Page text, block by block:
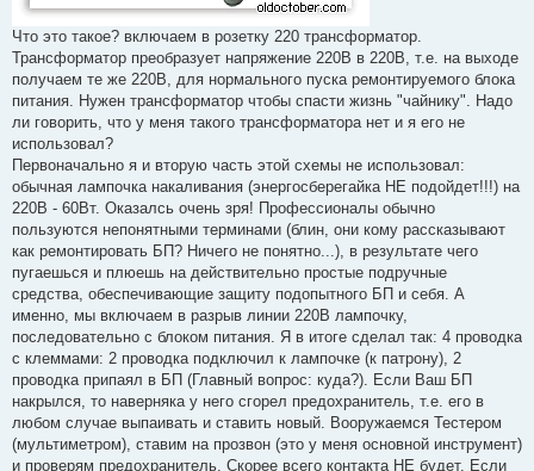
Что это такое? включаем в розетку 220 трансформатор.
Трансформатор преобразует напряжение 220В в 220В, т.е. на выходе
получаем те же 220В, для нормального пуска ремонтируемого блока
питания. Нужен трансформатор чтобы спасти жизнь "чайнику". Надо
ли говорить, что у меня такого трансформатора нет и я его не
использовал?
Первоначально я и вторую часть этой схемы не использовал:
обычная лампочка накаливания (энергосберегайка НЕ подойдет!!!) на
220В - 60Вт. Оказалсь очень зря! Профессионалы обычно
пользуются непонятными терминами (блин, они кому рассказывают
как ремонтировать БП? Ничего не понятно...), в результате чего
пугаешься и плюешь на действительно простые подручные
средства, обеспечивающие защиту подопытного БП и себя. А
именно, мы включаем в разрыв линии 220В лампочку,
последовательно с блоком питания. Я в итоге сделал так: 4 проводка
с клеммами: 2 проводка подключил к лампочке (к патрону), 2
проводка припаял в БП (Главный вопрос: куда?). Если Ваш БП
накрылся, то наверняка у него сгорел предохранитель, т.е. его в
любом случае выпаивать и ставить новый. Вооружаемся Тестером
(мультиметром), ставим на прозвон (это у меня основной инструмент)
и проверям предохранитель. Скорее всего контакта НЕ будет. Если